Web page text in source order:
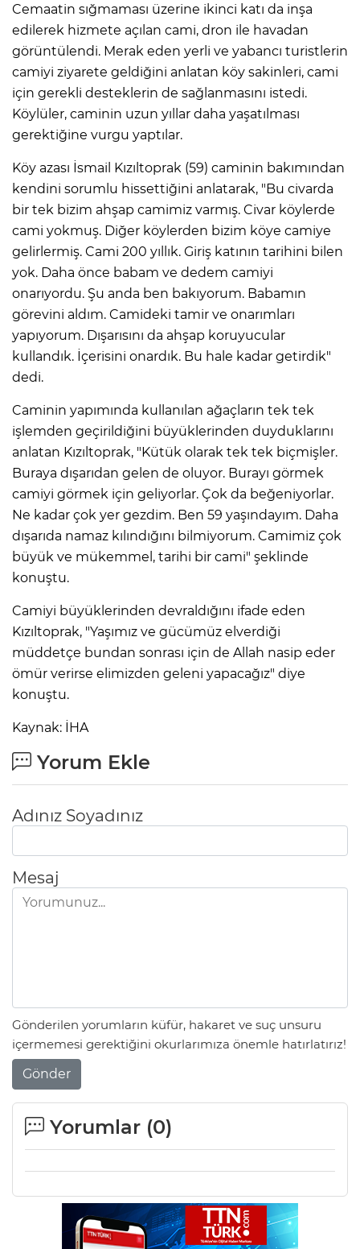
Cemaatin sığmaması üzerine ikinci katı da inşa
edilerek hizmete açılan cami, dron ile havadan
görüntülendi. Merak eden yerli ve yabancı turistlerin
camiyi ziyarete geldiğini anlatan köy sakinleri, cami
için gerekli desteklerin de sağlanmasını istedi.
Köylüler, caminin uzun yıllar daha yaşatılması
gerektiğine vurgu yaptılar.
Köy azası İsmail Kızıltoprak (59) caminin bakımından
kendini sorumlu hissettiğini anlatarak, "Bu civarda
bir tek bizim ahşap camimiz varmış. Civar köylerde
cami yokmuş. Diğer köylerden bizim köye camiye
gelirlermiş. Cami 200 yıllık. Giriş katının tarihini bilen
yok. Daha önce babam ve dedem camiyi
onarıyordu. Şu anda ben bakıyorum. Babamın
görevini aldım. Camideki tamir ve onarımları
yapıyorum. Dışarısını da ahşap koruyucular
kullandık. İçerisini onardık. Bu hale kadar getirdik"
dedi.
Caminin yapımında kullanılan ağaçların tek tek
işlemden geçirildiğini büyüklerinden duyduklarını
anlatan Kızıltoprak, "Kütük olarak tek tek biçmişler.
Buraya dışarıdan gelen de oluyor. Burayı görmek
camiyi görmek için geliyorlar. Çok da beğeniyorlar.
Ne kadar çok yer gezdim. Ben 59 yaşındayım. Daha
dışarıda namaz kılındığını bilmiyorum. Camimiz çok
büyük ve mükemmel, tarihi bir cami" şeklinde
konuştu.
Camiyi büyüklerinden devraldığını ifade eden
Kızıltoprak, "Yaşımız ve gücümüz elverdiği
müddetçe bundan sonrası için de Allah nasip eder
ömür verirse elimizden geleni yapacağız" diye
konuştu.
Kaynak: İHA
Yorum Ekle
Adınız Soyadınız
Mesaj
Gönderilen yorumların küfür, hakaret ve suç unsuru
içermemesi gerektiğini okurlarımıza önemle hatırlatırız!
Gönder
Yorumlar (0)